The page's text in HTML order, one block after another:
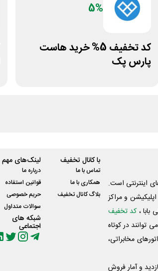
5%
کد تخفیف 5% خرید هاست
پارس پک
اینترنتی است.
و مراکز
، کد تخفیف
توانند در کوتاه
مخابراتی،
و آمار فروش
با کانال تخفیف
تماس با ما
همکاری با ما
بلاگ کانال تخفیف
لینک‌های مهم
درباره ما
قوانین استفاده
حریم خصوصی
سوالات متداول
شبکه های
اجتماعی